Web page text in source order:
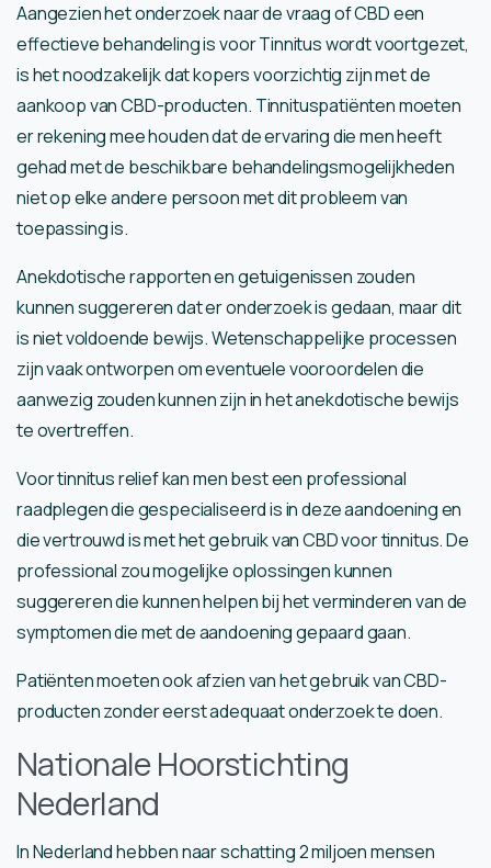
Aangezien het onderzoek naar de vraag of CBD een
effectieve behandeling is voor Tinnitus wordt voortgezet,
is het noodzakelijk dat kopers voorzichtig zijn met de
aankoop van CBD-producten. Tinnituspatiënten moeten
er rekening mee houden dat de ervaring die men heeft
gehad met de beschikbare behandelingsmogelijkheden
niet op elke andere persoon met dit probleem van
toepassing is.
Anekdotische rapporten en getuigenissen zouden
kunnen suggereren dat er onderzoek is gedaan, maar dit
is niet voldoende bewijs. Wetenschappelijke processen
zijn vaak ontworpen om eventuele vooroordelen die
aanwezig zouden kunnen zijn in het anekdotische bewijs
te overtreffen.
Voor tinnitus relief kan men best een professional
raadplegen die gespecialiseerd is in deze aandoening en
die vertrouwd is met het gebruik van CBD voor tinnitus. De
professional zou mogelijke oplossingen kunnen
suggereren die kunnen helpen bij het verminderen van de
symptomen die met de aandoening gepaard gaan.
Patiënten moeten ook afzien van het gebruik van CBD-
producten zonder eerst adequaat onderzoek te doen.
Nationale Hoorstichting
Nederland
In Nederland hebben naar schatting 2 miljoen mensen